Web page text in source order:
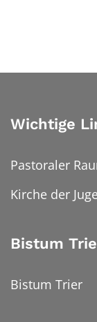
Wichtige
Pastoraler
Kirche der
Bistum
Bistum Trier